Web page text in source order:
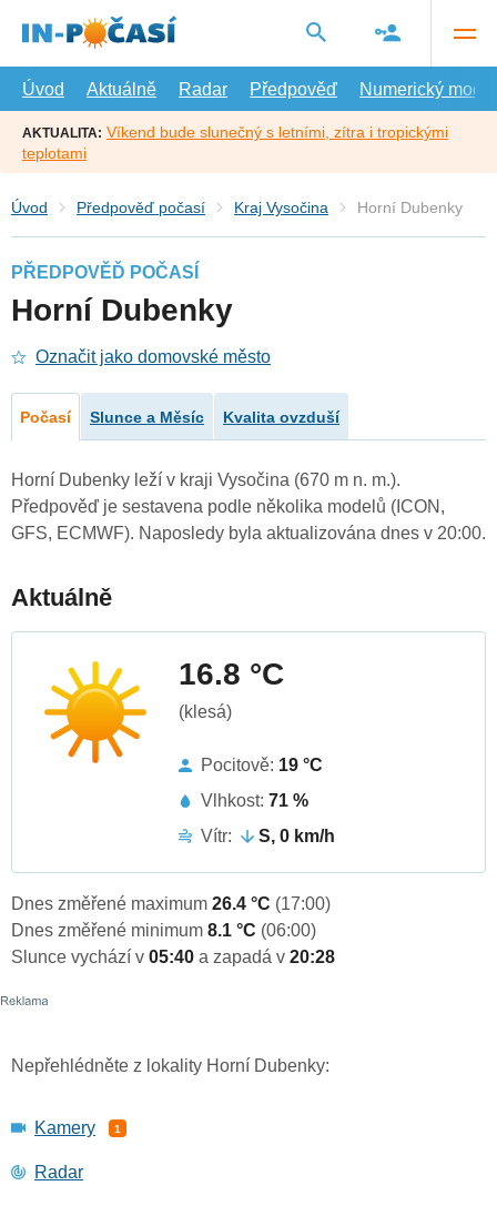
hlavní
Úvod
Aktuálně Radar Předpověď Numerický model
AKTUALITA: Víkend bude slunečný s letními, zítra i tropickými
teplotami
Úvod Předpověď počasí Kraj Vysočina Horní Dubenky
PŘEDPOVĚĎ POČASÍ
Horní Dubenky
Označit jako domovské město
Počasí Slunce a Měsíc Kvalita ovzduší
Horní Dubenky leží v kraji Vysočina (670 m n. m.).
Předpověď je sestavena podle několika modelů (ICON,
GFS, ECMWF). Naposledy byla aktualizována dnes v 20:00.
Aktuálně
16.8 °C
(klesá)
Pocitově: 19 °C
Vlhkost: 71 %
Vítr:
S, 0 km/h
Dnes změřené maximum 26.4 °C (17:00)
Dnes změřené minimum 8.1 °C (06:00)
Slunce vychází v 05:40 a zapadá v 20:28
Nepřehlédněte z lokality Horní Dubenky:
Kamery 1
Radar